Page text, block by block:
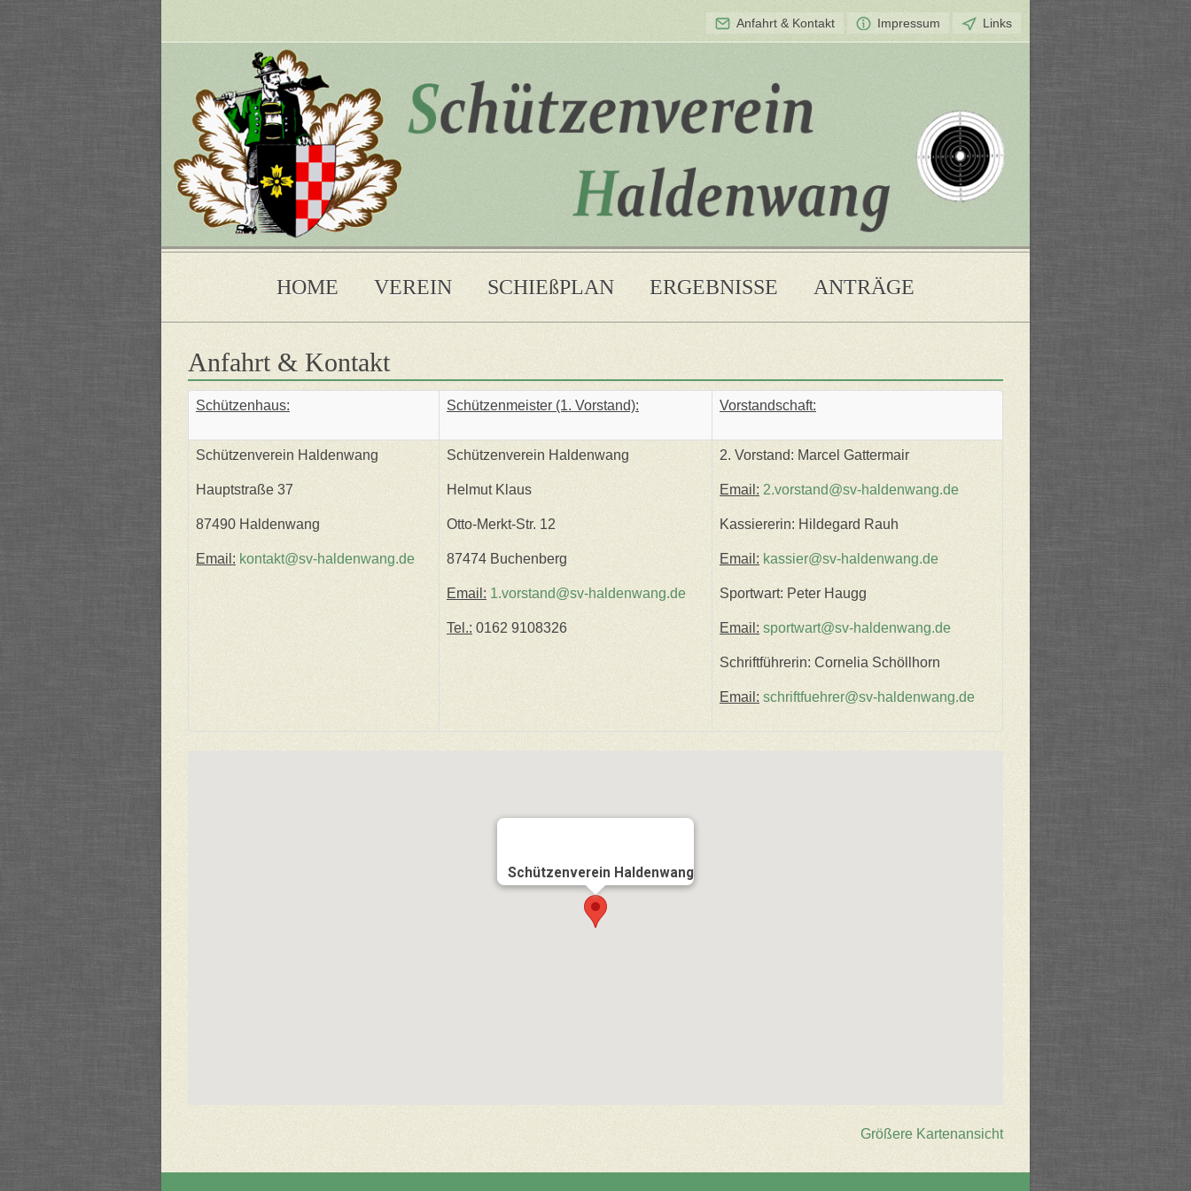
Anfahrt & Kontakt Impressum Links
HOME VEREIN SCHIEßPLAN ERGEBNISSE ANTRÄGE
Anfahrt & Kontakt
Schützenhaus: Schützenmeister (1. Vorstand): Vorstandschaft:
Schützenverein Haldenwang
Hauptstraße 37
87490 Haldenwang
Email: kontakt@sv-haldenwang.de
Schützenverein Haldenwang
Helmut Klaus
Otto-Merkt-Str. 12
87474 Buchenberg
Email: 1.vorstand@sv-haldenwang.de
Tel.: 0162 9108326
2. Vorstand: Marcel Gattermair
Email: 2.vorstand@sv-haldenwang.de
Kassiererin: Hildegard Rauh
Email: kassier@sv-haldenwang.de
Sportwart: Peter Haugg
Email: sportwart@sv-haldenwang.de
Schriftführerin: Cornelia Schöllhorn
Email: schriftfuehrer@sv-haldenwang.de
Schützenverein Haldenwang
Größere Kartenansicht